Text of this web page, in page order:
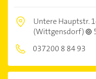
Untere Hauptstr.
(Wittgensdorf)
037200 8 84 93